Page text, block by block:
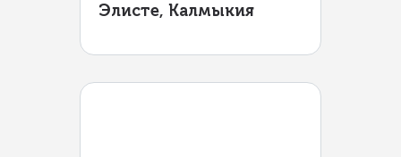
Элисте, Калмыкия